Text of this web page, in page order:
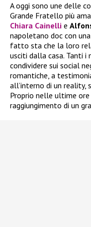
A oggi sono une delle
Grande Fratello più
Chiara Cainelli e
napoletano doc con
fatto sta che la loro
usciti dalla casa. Tanti
condividere sui social
romantiche, a
all’interno di un reality,
Proprio nelle ultime
raggiungimento di un